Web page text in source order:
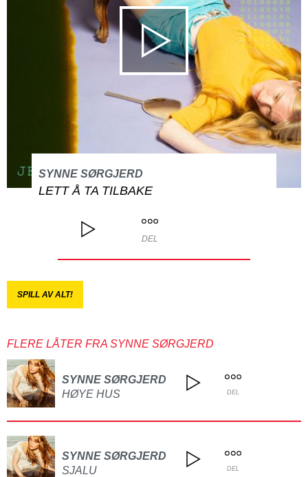
SYNNE SØRGJERD
LETT Å TA TILBAKE
DEL
SPILL AV ALT!
FLERE LÅTER FRA SYNNE SØRGJERD
SYNNE SØRGJERD
HØYE HUS
DEL
SYNNE SØRGJERD
SJALU
DEL